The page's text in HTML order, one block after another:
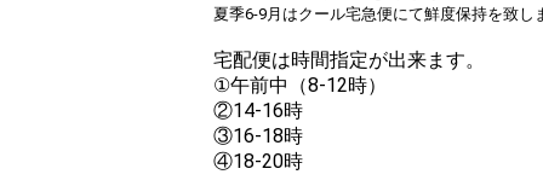
夏季6-9月はクール宅急便にて鮮度保持を致し
宅配便は時間指定が出来ます。
①午前中（8-12時）
②14-16時
③16-18時
④18-20時